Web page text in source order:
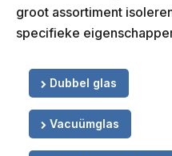
groot assortiment
specifieke
Dubbel glas
Vacuümglas